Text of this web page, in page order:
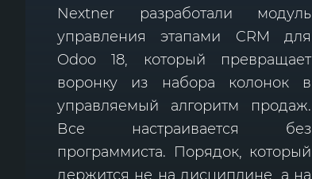
Nextner разработали модуль
управления этапами CRM для
Odoo 18, который превращает
воронку из набора колонок в
управляемый алгоритм продаж.
Все настраивается без
программиста. Порядок, который
держится не на дисциплине, а на